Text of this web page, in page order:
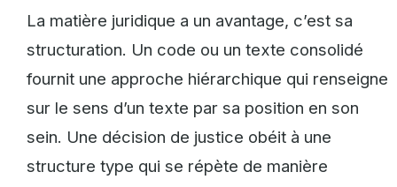
La matière juridique a un avantage, c’est sa
structuration. Un code ou un texte consolidé
fournit une approche hiérarchique qui renseigne
sur le sens d’un texte par sa position en son
sein. Une décision de justice obéit à une
structure type qui se répète de manière